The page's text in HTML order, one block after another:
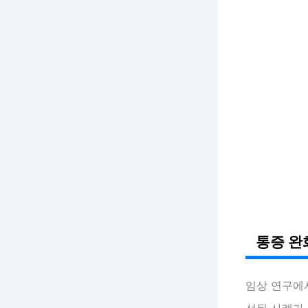
통증 완
임상 연구